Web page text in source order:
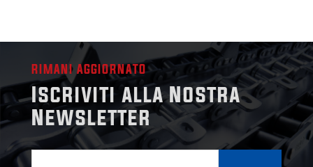
RIMANI AGGIORNATO
Iscriviti alla Nostra
Newsletter